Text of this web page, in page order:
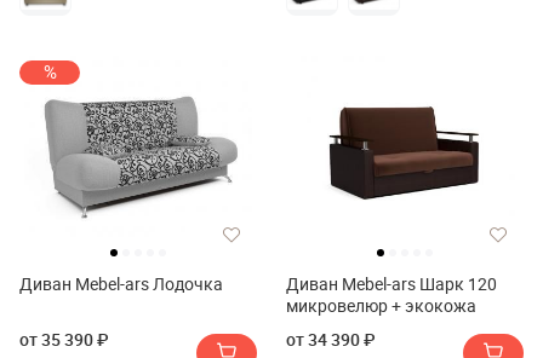
%
Диван Mebel-ars Лодочка
от 35 390 ₽
Диван Mebel-ars Шарк 120
микровелюр + экокожа
от 34 390 ₽